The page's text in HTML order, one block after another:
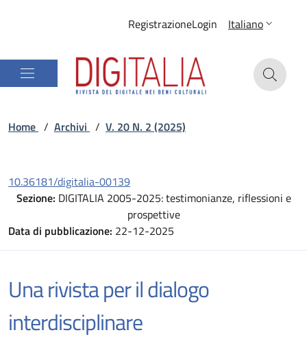
RegistrazioneLogin Italiano
Home / Archivi / V. 20 N. 2 (2025)
10.36181/digitalia-00139
Sezione: DIGITALIA 2005-2025: testimonianze, riflessioni e
prospettive
Data di pubblicazione: 22-12-2025
Una rivista per il dialogo
interdisciplinare